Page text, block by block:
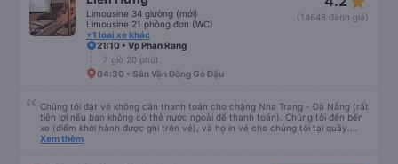
Limousine 34 giường (mới)
Limousine 21 phòng đơn (WC)
+1 loại xe khác
(14648 đánh giá)
21:10 • Vp Phan Rang
7 giờ 20 phút
04:30 • Sân Vận Động Gò Đậu
Chúng tôi đặt vé không cần thanh toán cho chặng Nha Trang - Đà Nẵng (rất
tiện lợi nếu bạn không có thẻ nước ngoài để thanh toán). Chúng tôi đến bến
xe (điểm khởi hành được ghi trên vé), và họ in vé cho chúng tôi tại quầy.
Chúng tôi cũng quyết định mua vé chiều về trực tiếp tại quầy, vì giá vé trên
Xem thêm